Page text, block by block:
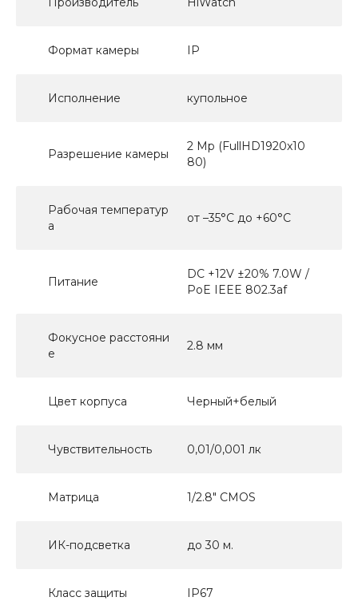
Формат камеры IP
Исполнение купольное
Разрешение камеры
2 Mp (FullHD1920x10
80)
Рабочая температур
а
от –35°C до +60°C
Питание
DC +12V ±20% 7.0W /
PoE IEEE 802.3af
Фокусное расстояни
е
2.8 мм
Цвет корпуса Черный+белый
Чувствительность 0,01/0,001 лк
Матрица 1/2.8" CMOS
ИК-подсветка до 30 м.
Класс защиты IP67